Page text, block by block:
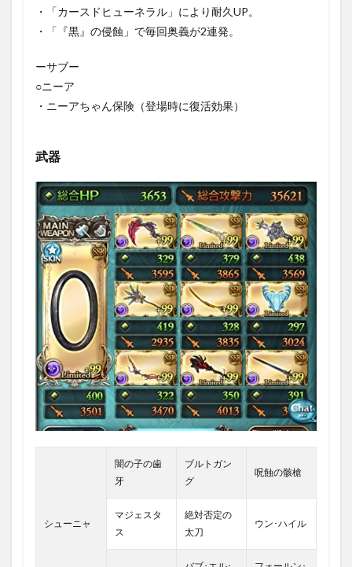
戦闘
⑥：討
まと
め
・「カースドヒューネラル」により耐久UP。
・「『黒』の侵蝕」で毎回奥義が2連発。
ーサブー
○ニーア
・ニーアちゃん保険（登場時に復活効果）
武器
シューニャ
闇の子の歯
牙
ブルトガン
グ
呪蝕の骸槍
マジェスタ
ス
絶対否定の
太刀
ウン･ハイル